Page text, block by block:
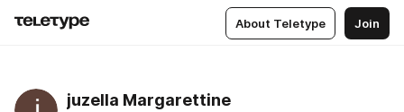
About Teletype Join
juzella Margarettine